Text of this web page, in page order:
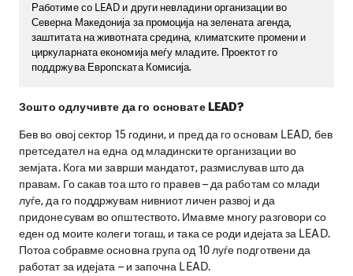
Работиме со LEAD и други невладини организации во
Северна Македонија за промоција на зелената агенда,
заштитата на животната средина, климатските промени и
циркуларната економија меѓу младите. Проектот го
поддржува Европската Комисија.
Зошто одлучивте да го основате LEAD?
Бев во овој сектор 15 години, и пред да го основам LEAD, бев
претседател на една од младинските организации во
земјата. Кога ми заврши мандатот, размислував што да
правам. Го сакав тоа што го правев – да работам со млади
луѓе, да го поддржувам нивниот личен развој и да
придонесувам во општеството. Имавме многу разговори со
еден од моите колеги тогаш, и така се роди идејата за LEAD.
Потоа собравме основна група од 10 луѓе подготвени да
работат за идејата – и започна LEAD.